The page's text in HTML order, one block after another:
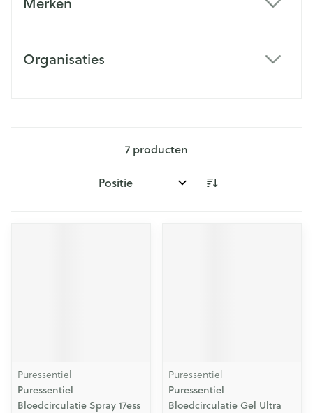
Organisaties
7 producten
Sorteer op:
Puressentiel
Puressentiel
Bloedcirculatie Spray 17ess
Puressentiel
Puressentiel
Bloedcirculatie Gel Ultra